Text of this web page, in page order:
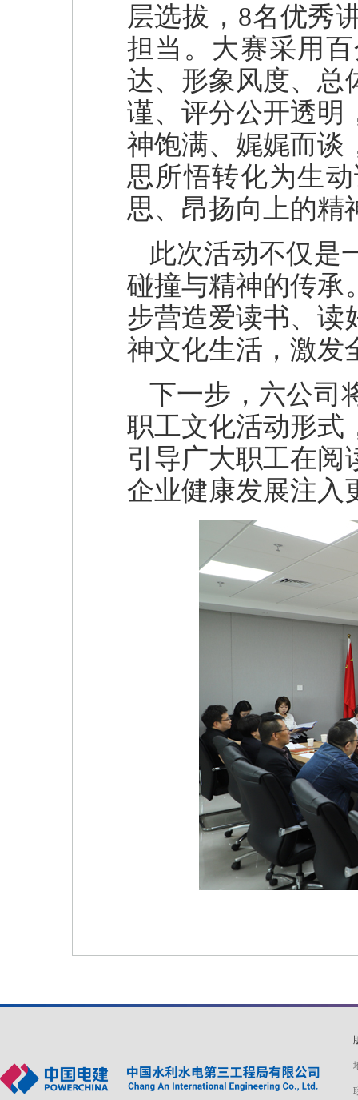
层选拔，8名优秀
担当。大赛采用
达、形象风度、总
谨、评分公开透明
神饱满、娓娓而谈
思所悟转化为生
思、昂扬向上的精
此次活动不仅是
碰撞与精神的传承
步营造爱读书、读
神文化生活，激发
下一步，六公司
职工文化活动形式
引导广大职工在阅
企业健康发展注入